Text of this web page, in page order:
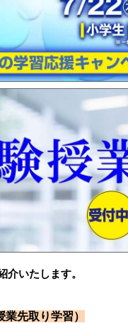
介いたします。
先取り学習）